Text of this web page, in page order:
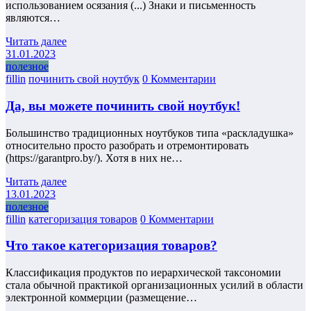
использованием осязания (...) Знаки и письменность
являются…
Читать далее
31.01.2023
полезное
fillin починить свой ноутбук 0 Комментарии
Да, вы можете починить свой ноутбук!
Большинство традиционных ноутбуков типа «раскладушка»
относительно просто разобрать и отремонтировать
(https://garantpro.by/). Хотя в них не…
Читать далее
13.01.2023
полезное
fillin категоризация товаров 0 Комментарии
Что такое категоризация товаров?
Классификация продуктов по иерархической таксономии
стала обычной практикой организационных усилий в области
электронной коммерции (размещение…